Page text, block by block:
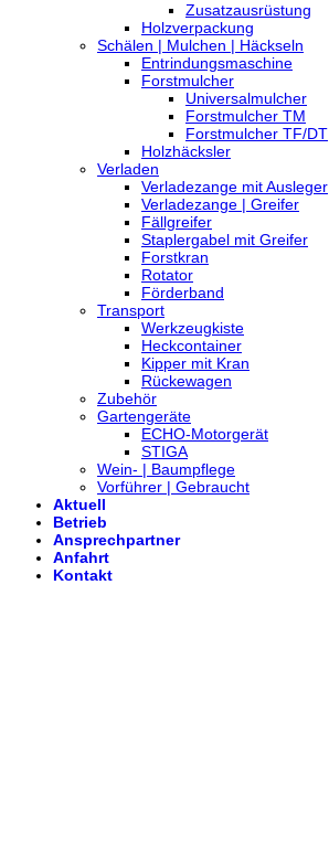
Zusatzausrüstung
Holzverpackung
Schälen | Mulchen | Häckseln
Entrindungsmaschine
Forstmulcher
Universalmulcher
Forstmulcher TM
Forstmulcher TF/DT
Holzhäcksler
Verladen
Verladezange mit Ausleger
Verladezange | Greifer
Fällgreifer
Staplergabel mit Greifer
Forstkran
Rotator
Förderband
Transport
Werkzeugkiste
Heckcontainer
Kipper mit Kran
Rückewagen
Zubehör
Gartengeräte
ECHO-Motorgerät
STIGA
Wein- | Baumpflege
Vorführer | Gebraucht
Aktuell
Betrieb
Ansprechpartner
Anfahrt
Kontakt